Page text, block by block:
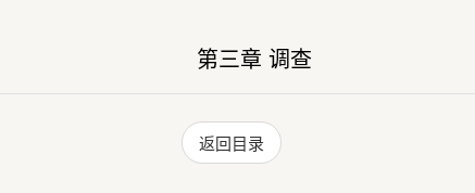
第三章 调查
返回目录